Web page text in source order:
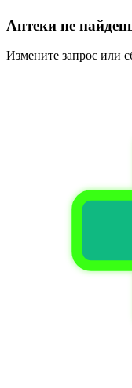
Аптеки не
Измените запрос или